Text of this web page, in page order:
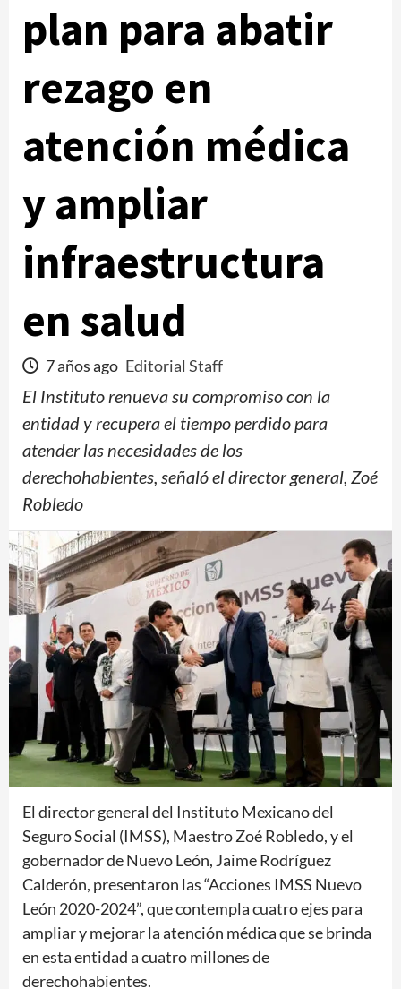
plan para abatir
rezago en
atención médica
y ampliar
infraestructura
en salud
7 años ago Editorial Staff
El Instituto renueva su compromiso con la
entidad y recupera el tiempo perdido para
atender las necesidades de los
derechohabientes, señaló el director general, Zoé
Robledo
El director general del Instituto Mexicano del
Seguro Social (IMSS), Maestro Zoé Robledo, y el
gobernador de Nuevo León, Jaime Rodríguez
Calderón, presentaron las “Acciones IMSS Nuevo
León 2020-2024”, que contempla cuatro ejes para
ampliar y mejorar la atención médica que se brinda
en esta entidad a cuatro millones de
derechohabientes.